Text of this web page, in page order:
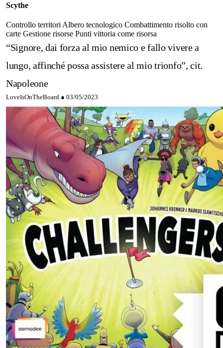
Scythe
Controllo territori Albero tecnologico Combattimento risolto con
carte Gestione risorse Punti vittoria come risorsa
“Signore, dai forza al mio nemico e fallo vivere a
lungo, affinché possa assistere al mio trionfo”, cit.
Napoleone
LoveIsOnTheBoard ● 03/05/2023